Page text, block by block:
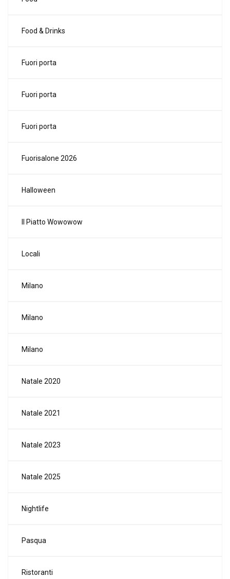
Food & Drinks
Fuori porta
Fuori porta
Fuori porta
Fuorisalone 2026
Halloween
Il Piatto Wowowow
Locali
Milano
Milano
Milano
Natale 2020
Natale 2021
Natale 2023
Natale 2025
Nightlife
Pasqua
Ristoranti